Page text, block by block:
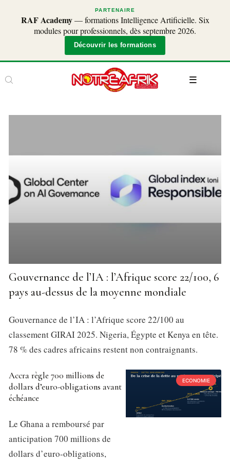
PARTENAIRE
RAF Academy— formations Intelligence Artificielle. Six
modules pour professionnels, dès septembre 2026.
Découvrir les formations
Gouvernance de l’IA : l’Afrique score 22/100, 6
pays au-dessus de la moyenne mondiale
Gouvernance de l’IA : l’Afrique score 22/100 au
classement GIRAI 2025. Nigeria, Égypte et Kenya en tête.
78 % des cadres africains restent non contraignants.
ECONOMIE
Accra règle 700 millions de
dollars d’euro-obligations avant
échéance
Le Ghana a remboursé par
anticipation 700 millions de
dollars d’euro-obligations,